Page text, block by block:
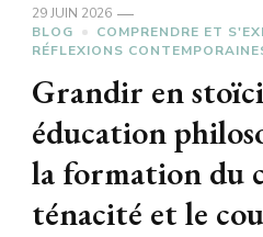
29 JUIN 2026
BLOG
COMPRENDRE ET
RÉFLEXIONS
Grandir en
éducation
la formation du
ténacité et le